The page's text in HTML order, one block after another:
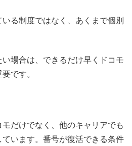
る制度ではなく、あくまで個別
場合は、できるだけ早くドコモ
です。
だけでなく、他のキャリアでも
います。番号が復活できる条件